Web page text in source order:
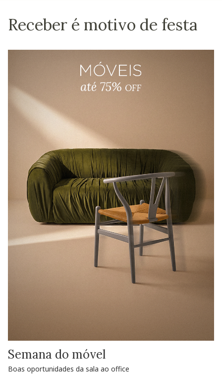
Receber é motivo de festa
Semana do móvel
Boas oportunidades da sala ao office